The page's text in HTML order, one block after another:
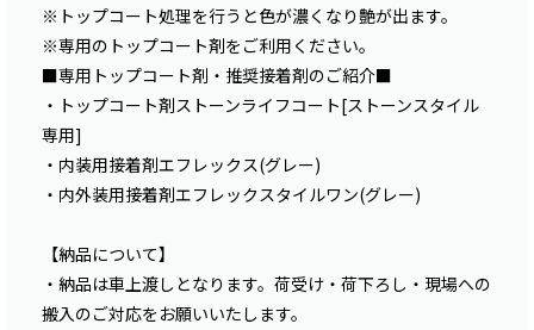
※トップコート処理を行うと色が濃くなり艶が出ます。
※専用のトップコート剤をご利用ください。
■専用トップコート剤・推奨接着剤のご紹介■
・ トップコート剤ストーンライフコート[ストーンスタイル
専用]
・ 内装用接着剤エフレックス(グレー)
・ 内外装用接着剤エフレックスタイルワン(グレー)
【納品について】
・納品は車上渡しとなります。荷受け・荷下ろし・現場への
搬入のご対応をお願いいたします。